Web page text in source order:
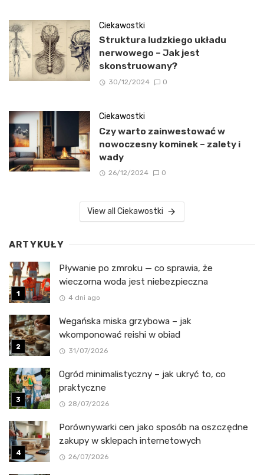
Ciekawostki
Struktura ludzkiego układu
nerwowego – Jak jest
skonstruowany?
30/12/2024 0
Ciekawostki
Czy warto zainwestować w
nowoczesny kominek – zalety i
wady
26/12/2024 0
View all Ciekawostki
ARTYKUŁY
Pływanie po zmroku — co sprawia, że
wieczorna woda jest niebezpieczna
4 dni ago
Wegańska miska grzybowa – jak
wkomponować reishi w obiad
31/07/2026
Ogród minimalistyczny – jak ukryć to, co
praktyczne
28/07/2026
Porównywarki cen jako sposób na oszczędne
zakupy w sklepach internetowych
26/07/2026